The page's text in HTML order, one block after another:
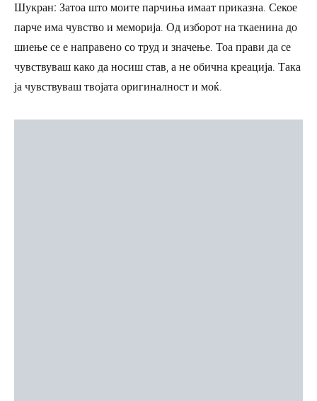
Шукран: Затоа што моите парчиња имаат приказна. Секое
парче има чувство и меморија. Од изборот на ткаенина до
шиење се е направено со труд и значење. Тоа прави да се
чувствуваш како да носиш став, а не обична креација. Така
ја чувствуваш твојата оригиналност и моќ.